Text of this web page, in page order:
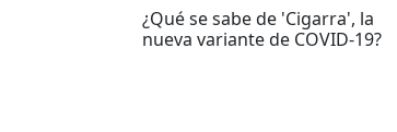
¿Qué se sabe de 'Cigarra', la
nueva variante de COVID-19?